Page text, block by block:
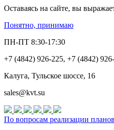
Оставаясь на сайте, вы
Понятно, принимаю
ПН-ПТ 8:30-17:30
+7 (4842) 926-225, +7 (4842)
Калуга, Тульское шоссе, 16
sales@kvt.su
По вопросам реализации